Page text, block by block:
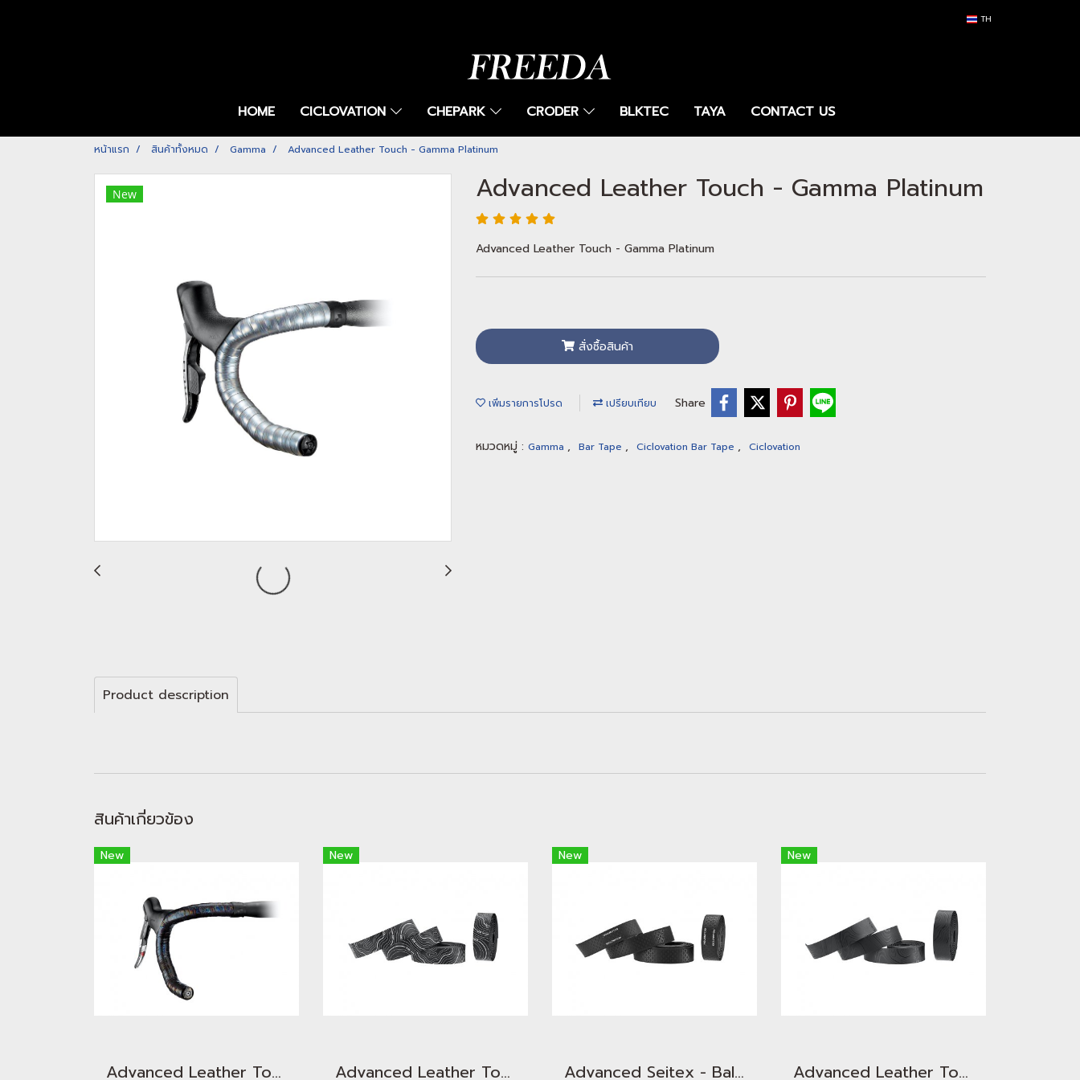
TH
HOME CICLOVATION CHEPARK CRODER BLKTEC TAYA CONTACT US
หน้าแรก สินค้าทั้งหมด Gamma Advanced Leather Touch - Gamma Platinum
New Advanced Leather Touch - Gamma Platinum
Advanced Leather Touch - Gamma Platinum
สั่งซื้อสินค้า
เพิ่มรายการโปรด เปรียบเทียบ Share
หมวดหมู่ : Gamma , Bar Tape , Ciclovation Bar Tape , Ciclovation
Product description
สินค้าเกี่ยวข้อง
New
Advanced Leather Touch - Gamma
New
Advanced Leather Touch - Minimalism TOPO Snow White
New
Advanced Seitex - Ballistic Dragon Scale
New
Advanced Leather Touch - Minimalism TOPO Jet Black